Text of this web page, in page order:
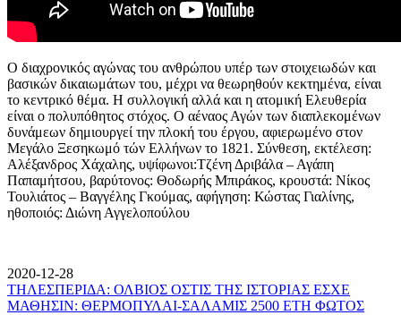
Ο διαχρονικός αγώνας του ανθρώπου υπέρ των στοιχειωδών και
βασικών δικαιωμάτων του, μέχρι να θεωρηθούν κεκτημένα, είναι
το κεντρικό θέμα. Η συλλογική αλλά και η ατομική Ελευθερία
είναι ο πολυπόθητος στόχος. Ο αέναος Αγών των διαπλεκομένων
δυνάμεων δημιουργεί την πλοκή του έργου, αφιερωμένο στον
Μεγάλο Ξεσηκωμό τών Ελλήνων το 1821. Σύνθεση, εκτέλεση:
Αλέξανδρος Χάχαλης, υψίφωνοι:Τζένη Δριβάλα – Αγάπη
Παπαμήτσου, βαρύτονος: Θοδωρής Μπιράκος, κρουστά: Νίκος
Τουλιάτος – Βαγγέλης Γκούμας, αφήγηση: Κώστας Γιαλίνης,
ηθοποιός: Διώνη Αγγελοπούλου
2020-12-28
ΤΗΛΕΣΠΕΡΙΔΑ: ΟΛΒΙΟΣ ΟΣΤΙΣ ΤΗΣ ΙΣΤΟΡΙΑΣ ΕΣΧΕ
ΜΑΘΗΣΙΝ: ΘΕΡΜΟΠΥΛΑΙ-ΣΑΛΑΜΙΣ 2500 ΕΤΗ ΦΩΤΟΣ